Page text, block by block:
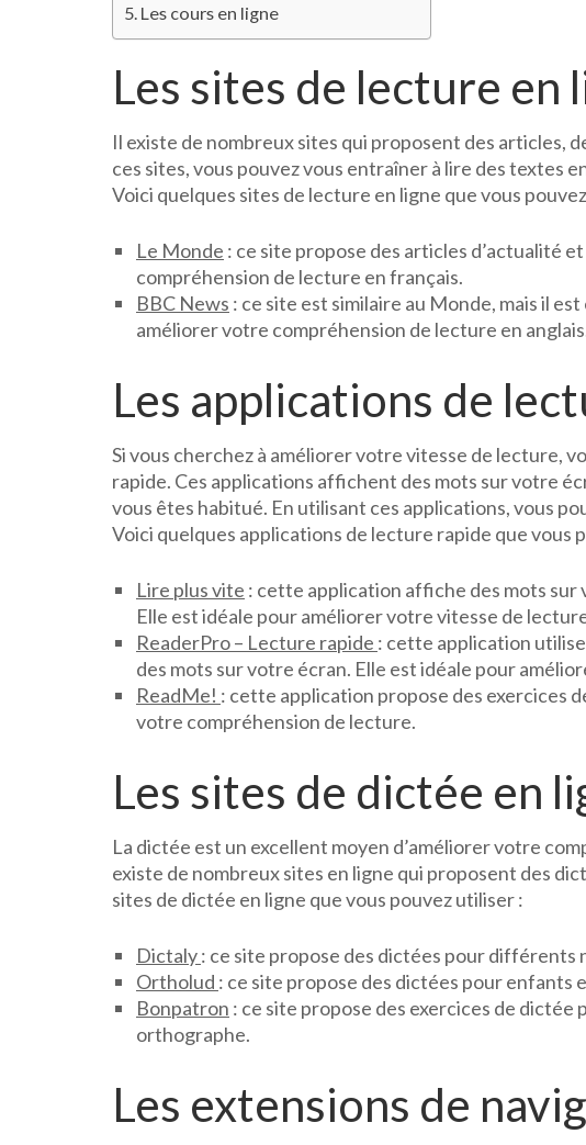
Les cours en ligne
Les sites de lecture en
Il existe de nombreux sites qui proposent des articles,
ces sites, vous pouvez vous entraîner à lire des textes
Voici quelques sites de lecture en ligne que vous
Le Monde : ce site propose des articles d’actualité
compréhension de lecture en français.
BBC News : ce site est similaire au Monde, mais il
améliorer votre compréhension de lecture en
Les applications de
Si vous cherchez à améliorer votre vitesse de lecture,
rapide. Ces applications affichent des mots sur votre
vous êtes habitué. En utilisant ces applications, vous
Voici quelques applications de lecture rapide que vous
Lire plus vite : cette application affiche des mots sur
Elle est idéale pour améliorer votre vitesse de
ReaderPro – Lecture rapide : cette application
des mots sur votre écran. Elle est idéale pour
ReadMe! : cette application propose des exercices
votre compréhension de lecture.
Les sites de dictée en
La dictée est un excellent moyen d’améliorer votre
existe de nombreux sites en ligne qui proposent des
sites de dictée en ligne que vous pouvez utiliser :
Dictaly: ce site propose des dictées pour différents
Ortholud : ce site propose des dictées pour enfants
Bonpatron : ce site propose des exercices de
orthographe.
Les extensions de